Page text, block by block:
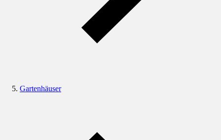
Gartenhäuser